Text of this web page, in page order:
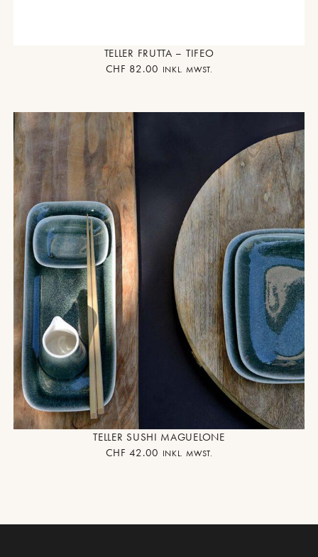
TELLER FRUTTA – TIFEO
CHF 82.00 INKL. MWST.
TELLER SUSHI MAGUELONE
CHF 42.00 INKL. MWST.